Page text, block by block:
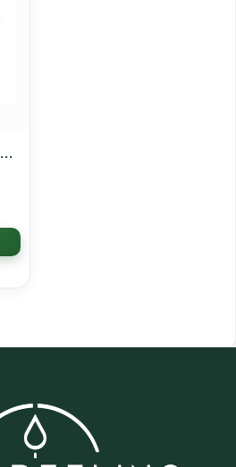
VITAMIN C PLUS SERUM NEUTRALIZE SOLÜSYON IKILI SET